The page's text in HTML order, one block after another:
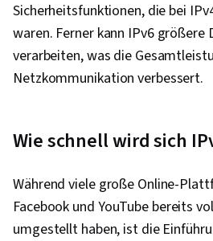
Sicherheitsfunktionen, die bei
waren. Ferner kann IPv6 größere
verarbeiten, was die
Netzkommunikation verbessert.
Wie schnell wird sich
Während viele große Online-
Facebook und YouTube bereits
umgestellt haben, ist die